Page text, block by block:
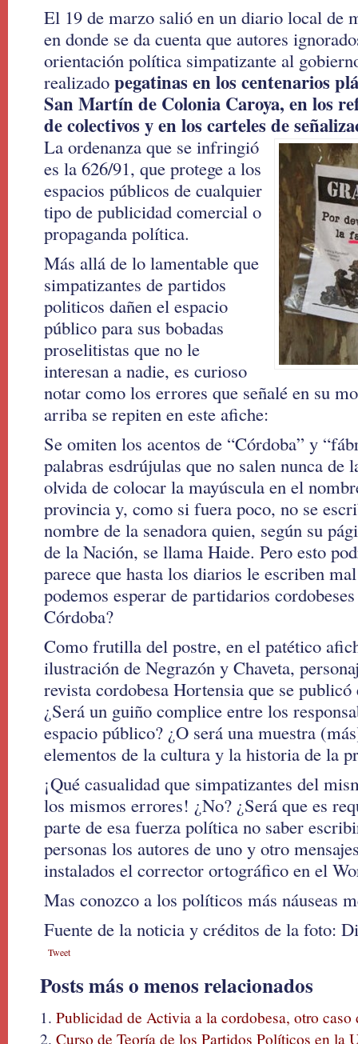
El 19 de marzo salió en un diario local de
en donde se da cuenta que autores
orientación política simpatizante al
realizado pegatinas en los centenarios
San Martín de Colonia Caroya, en los
de colectivos y en los carteles de
La ordenanza que se infringió
es la 626/91, que protege a los
espacios públicos de cualquier
tipo de publicidad comercial o
propaganda política.
Más allá de lo lamentable que
simpatizantes de partidos
politicos dañen el espacio
público para sus bobadas
proselitistas que no le
interesan a nadie, es curioso
notar como los errores que señalé en su
arriba se repiten en este afiche:
Se omiten los acentos de “Córdoba” y
palabras esdrújulas que no salen nunca de
olvida de colocar la mayúscula en el
provincia y, como si fuera poco, no se
nombre de la senadora quien, según su
de la Nación, se llama Haide. Pero esto
parece que hasta los diarios le escriben
podemos esperar de partidarios
Córdoba?
Como frutilla del postre, en el patético
ilustración de Negrazón y Chaveta,
revista cordobesa Hortensia que se
¿Será un guiño complice entre los
espacio público? ¿O será una muestra
elementos de la cultura y la historia de la
¡Qué casualidad que simpatizantes del
los mismos errores! ¿No? ¿Será que es
parte de esa fuerza política no saber
personas los autores de uno y otro
instalados el corrector ortográfico en el
Mas conozco a los políticos más náuseas
Fuente de la noticia y créditos de la foto:
Tweet
Posts más o menos relacionados
Publicidad de Activia a la cordobesa, otro caso
Curso de Teoría de los Partidos Políticos en la